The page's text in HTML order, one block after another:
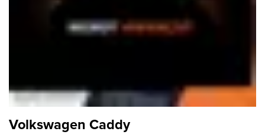
Volkswagen Caddy